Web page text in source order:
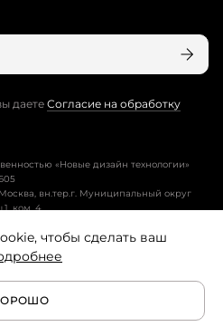
даете Согласие на обработку
«Новые дизайн технологии»
вн.тер.г. Муниципальный округ
ком. 4.
чтобы сделать ваш